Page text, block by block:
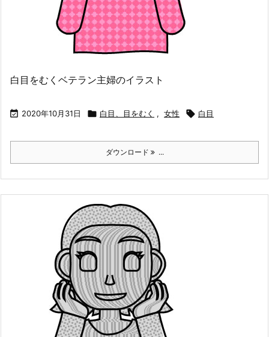
白目をむくベテラン主婦のイラスト
 2020年10月31日  白目、目をむく , 女性  白目
ダウンロード ...